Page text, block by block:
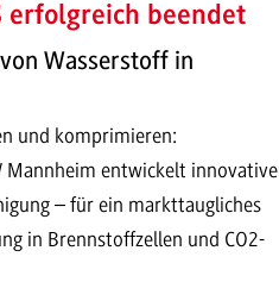
erfolgreich beendet
Wasserstoff in
und komprimieren:
Mannheim entwickelt innovative
– für ein markttaugliches
in Brennstoffzellen und CO2-